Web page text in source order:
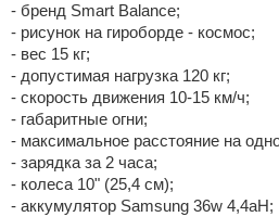
- бренд Smart Balance;
- рисунок на гироборде - космос;
- вес 15 кг;
- допустимая нагрузка 120 кг;
- скорость движения 10-15 км/ч;
- габаритные огни;
- максимальное расстояние на
- зарядка за 2 часа;
- колеса 10" (25,4 см);
- аккумулятор Samsung 36w 4,4aH;